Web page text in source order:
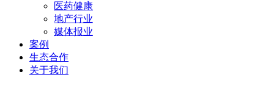
医药健康
地产行业
媒体报业
案例
生态合作
关于我们